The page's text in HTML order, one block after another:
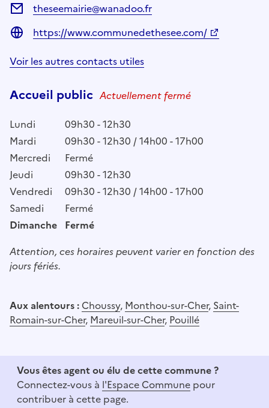
theseemairie@wanadoo.fr
https://www.communedethesee.com/
Voir les autres contacts utiles
Accueil public Actuellement fermé
Lundi
09h30 - 12h30
Mardi
09h30 - 12h30 / 14h00 - 17h00
Mercredi
Fermé
Jeudi
09h30 - 12h30
Vendredi
09h30 - 12h30 / 14h00 - 17h00
Samedi
Fermé
Dimanche Fermé
Attention, ces horaires peuvent varier en fonction des
jours fériés.
Aux alentours : Choussy, Monthou-sur-Cher, Saint-
Romain-sur-Cher, Mareuil-sur-Cher, Pouillé
Vous êtes agent ou élu de cette commune ?
Connectez-vous à l'Espace Commune pour
contribuer à cette page.